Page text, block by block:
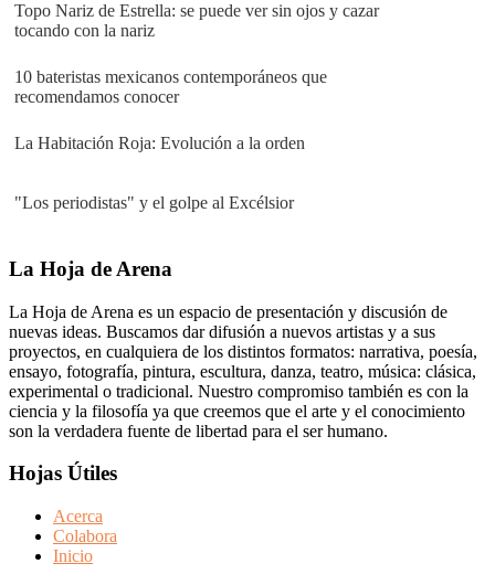
Topo Nariz de Estrella: se puede ver sin ojos y cazar
tocando con la nariz
10 bateristas mexicanos contemporáneos que
recomendamos conocer
La Habitación Roja: Evolución a la orden
"Los periodistas" y el golpe al Excélsior
Footer
La Hoja de Arena
La Hoja de Arena es un espacio de presentación y discusión de
nuevas ideas. Buscamos dar difusión a nuevos artistas y a sus
proyectos, en cualquiera de los distintos formatos: narrativa, poesía,
ensayo, fotografía, pintura, escultura, danza, teatro, música: clásica,
experimental o tradicional. Nuestro compromiso también es con la
ciencia y la filosofía ya que creemos que el arte y el conocimiento
son la verdadera fuente de libertad para el ser humano.
Hojas Útiles
Acerca
Colabora
Inicio